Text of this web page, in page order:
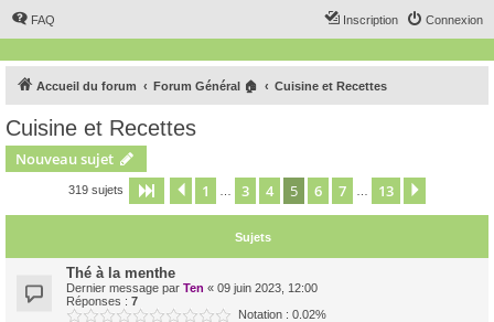
FAQ Connexion
Inscription
Accueil du forum Forum Général 🏠 Cuisine et Recettes
Cuisine et Recettes
Nouveau sujet
319 sujets Page sur 13
Précédent
1 3 4 5 6 7 13
Sujets
Thé à la menthe
Dernier message par Ten « 09 juin 2023, 12:00
Réponses : 7
Notation : 0.02%